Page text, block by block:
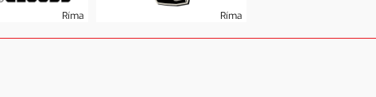
Ríma Ríma